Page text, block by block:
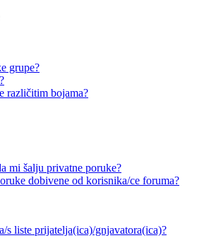
grupe?
različitim bojama?
mi šalju privatne poruke?
dobivene od korisnika/ce foruma?
liste prijatelja(ica)/gnjavatora(ica)?